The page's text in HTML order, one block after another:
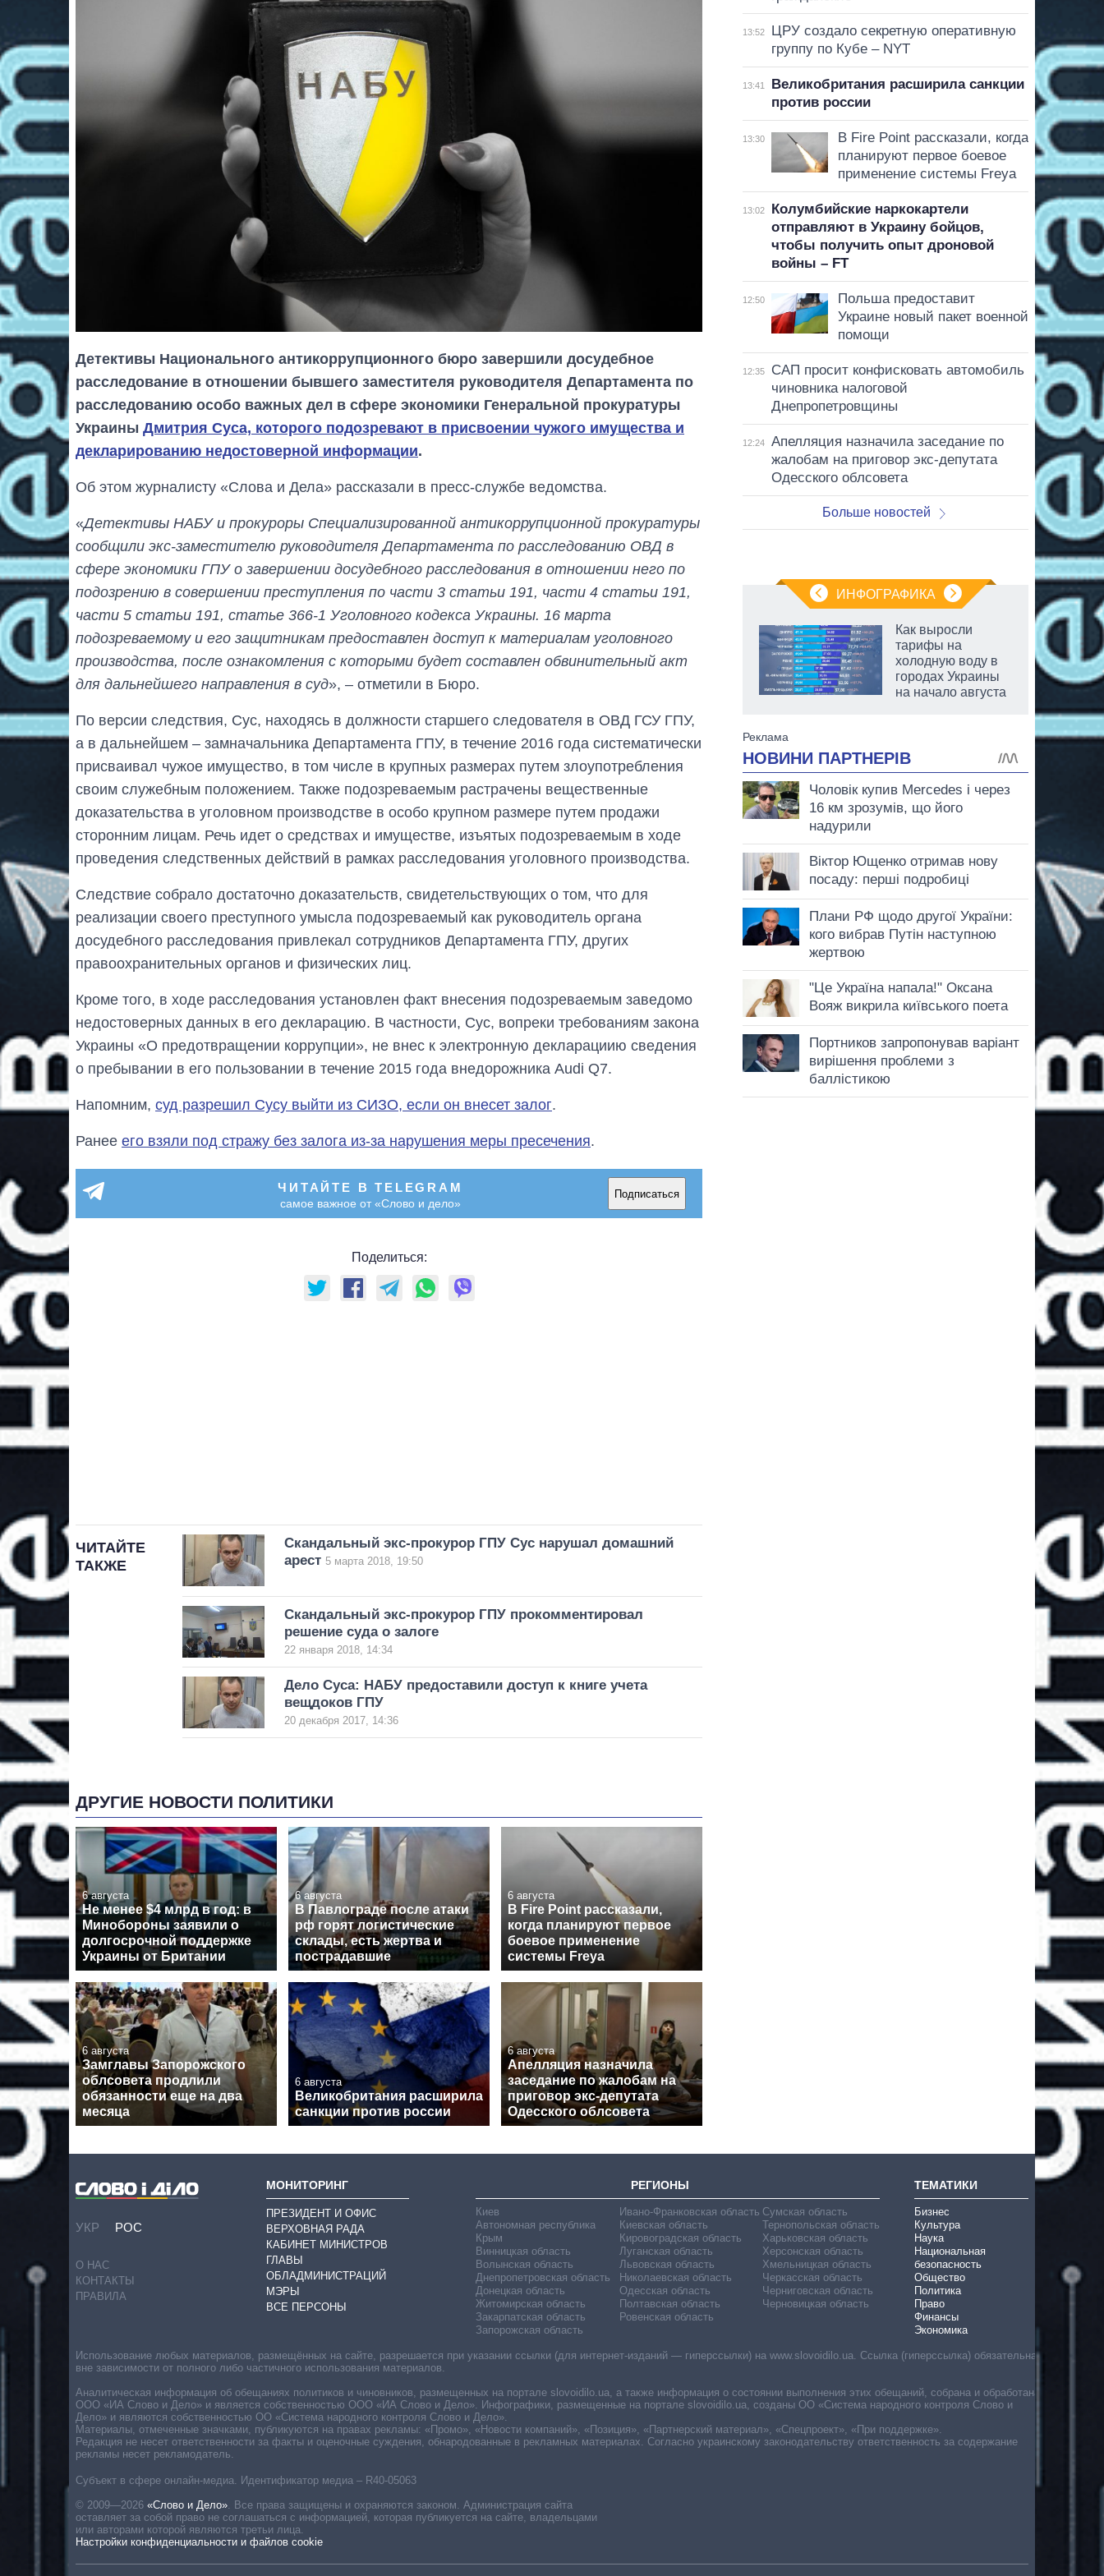
Детективы Национального антикоррупционного бюро завершили досудебное
расследование в отношении бывшего заместителя руководителя Департамента по
расследованию особо важных дел в сфере экономики Генеральной прокуратуры
Украины Дмитрия Суса, которого подозревают в присвоении чужого имущества и
декларированию недостоверной информации.
Об этом журналисту «Слова и Дела» рассказали в пресс-службе ведомства.
«Детективы НАБУ и прокуроры Специализированной антикоррупционной прокуратуры
сообщили экс-заместителю руководителя Департамента по расследованию ОВД в
сфере экономики ГПУ о завершении досудебного расследования в отношении него по
подозрению в совершении преступления по части 3 статьи 191, части 4 статьи 191,
части 5 статьи 191, статье 366-1 Уголовного кодекса Украины. 16 марта
подозреваемому и его защитникам предоставлен доступ к материалам уголовного
производства, после ознакомления с которыми будет составлен обвинительный акт
для дальнейшего направления в суд», – отметили в Бюро.
По версии следствия, Сус, находясь в должности старшего следователя в ОВД ГСУ ГПУ,
а в дальнейшем – замначальника Департамента ГПУ, в течение 2016 года систематически
присваивал чужое имущество, в том числе в крупных размерах путем злоупотребления
своим служебным положением. Также подозреваемым растрачены вещественные
доказательства в уголовном производстве в особо крупном размере путем продажи
сторонним лицам. Речь идет о средствах и имуществе, изъятых подозреваемым в ходе
проведения следственных действий в рамках расследования уголовного производства.
Следствие собрало достаточно доказательств, свидетельствующих о том, что для
реализации своего преступного умысла подозреваемый как руководитель органа
досудебного расследования привлекал сотрудников Департамента ГПУ, других
правоохранительных органов и физических лиц.
Кроме того, в ходе расследования установлен факт внесения подозреваемым заведомо
недостоверных данных в его декларацию. В частности, Сус, вопреки требованиям закона
Украины «О предотвращении коррупции», не внес к электронную декларациию сведения
о пребывании в его пользовании в течение 2015 года внедорожника Audi Q7.
Напомним, суд разрешил Сусу выйти из СИЗО, если он внесет залог.
Ранее его взяли под стражу без залога из-за нарушения меры пресечения.
ЧИТАЙТЕ В TELEGRAM
самое важное от «Слово и дело»
Подписаться
Поделиться:
ЧИТАЙТЕ
ТАКЖЕ
Скандальный экс-прокурор ГПУ Сус нарушал домашний
арест 5 марта 2018, 19:50
Скандальный экс-прокурор ГПУ прокомментировал
решение суда о залоге
22 января 2018, 14:34
Дело Суса: НАБУ предоставили доступ к книге учета
вещдоков ГПУ
20 декабря 2017, 14:36
ДРУГИЕ НОВОСТИ ПОЛИТИКИ
6 августа
Не менее $4 млрд в год: в
Минобороны заявили о
долгосрочной поддержке
Украины от Британии
6 августа
В Павлограде после атаки
рф горят логистические
склады, есть жертва и
пострадавшие
6 августа
В Fire Point рассказали,
когда планируют первое
боевое применение
системы Freya
6 августа
Замглавы Запорожского
облсовета продлили
обязанности еще на два
месяца
6 августа
Великобритания расширила
санкции против россии
6 августа
Апелляция назначила
заседание по жалобам на
приговор экс-депутата
Одесского облсовета
13:52
ЦРУ создало секретную оперативную
группу по Кубе – NYT
13:41
Великобритания расширила санкции
против россии
13:30
В Fire Point рассказали, когда
планируют первое боевое
применение системы Freya
13:02
Колумбийские наркокартели
отправляют в Украину бойцов,
чтобы получить опыт дроновой
войны – FT
12:50
Польша предоставит
Украине новый пакет военной
помощи
12:35
САП просит конфисковать автомобиль
чиновника налоговой
Днепропетровщины
12:24
Апелляция назначила заседание по
жалобам на приговор экс-депутата
Одесского облсовета
Больше новостей
ИНФОГРАФИКА
сколько ракет,
самолетов и
Как выросли
тарифы на
холодную воду в
городах Украины
на начало августа
УКР РОС
О НАС
КОНТАКТЫ
ПРАВИЛА
МОНИТОРИНГ
ПРЕЗИДЕНТ И ОФИС
ВЕРХОВНАЯ РАДА
КАБИНЕТ МИНИСТРОВ
ГЛАВЫ
ОБЛАДМИНИСТРАЦИЙ
МЭРЫ
ВСЕ ПЕРСОНЫ
РЕГИОНЫ
Киев
Автономная республика
Крым
Винницкая область
Волынская область
Днепропетровская область
Донецкая область
Житомирская область
Закарпатская область
Запорожская область
Ивано-Франковская область
Киевская область
Кировоградская область
Луганская область
Львовская область
Николаевская область
Одесская область
Полтавская область
Ровенская область
Сумская область
Тернопольская область
Харьковская область
Херсонская область
Хмельницкая область
Черкасская область
Черниговская область
Черновицкая область
ТЕМАТИКИ
Бизнес
Культура
Наука
Национальная
безопасность
Общество
Политика
Право
Финансы
Экономика
Субъект в сфере онлайн-медиа. Идентификатор медиа – R40-05063
© 2009—2026 «Слово и Дело» Все права защищены и охраняются законом. Администрация сайта
оставляет за собой право не соглашаться с информацией, которая публикуется на сайте, владельцами
или авторами которой являются третьи лица.
Настройки конфиденциальности и файлов cookie
Использование любых материалов, размещённых на сайте, разрешается при указании ссылки (для интернет-изданий — гиперссылки) на www.slovoidilo.ua. Ссылка (гиперссылка) обязательна
вне зависимости от полного либо частичного использования материалов.
Аналитическая информация об обещаниях политиков и чиновников, размещенных на портале slovoidilo.ua, а также информация о состоянии выполнения этих обещаний, собрана и обработана
ООО «ИА Слово и Дело» и является собственностью ООО «ИА Слово и Дело». Инфографики, размещенные на портале slovoidilo.ua, созданы ОО «Система народного контроля Слово и
Дело» и являются собственностью ОО «Система народного контроля Слово и Дело».
Материалы, отмеченные значками, публикуются на правах рекламы: «Промо», «Новости компаний», «Позиция», «Партнерский материал», «Спецпроект», «При поддержке».
Редакция не несет ответственности за факты и оценочные суждения, обнародованные в рекламных материалах. Согласно украинскому законодательству ответственность за содержание
рекламы несет рекламодатель.